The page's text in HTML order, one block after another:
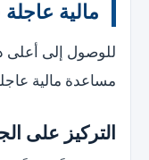
مالية عاجلة
للوصول إلى أعلى
مساعدة مالية عاجلة في
التركيز على